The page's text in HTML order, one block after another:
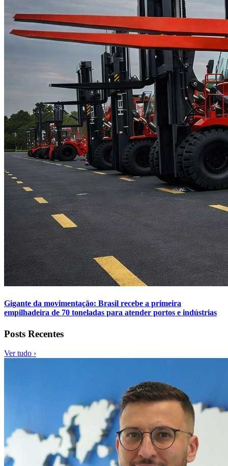
Gigante da movimentação: Brasil recebe a primeira
empilhadeira de 70 toneladas para atender portos e indústrias
Posts Recentes
Ver tudo ›